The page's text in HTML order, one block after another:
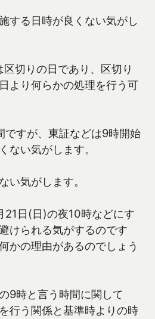
する日時が良くない気がし
区切りの日であり、区切り
より何らかの処理を行う可
ですが、東証などは9時開始
ない気がします。
い気がします。
21日(日)の夜10時などにす
けられる気がするのです
かの理由があるのでしょう
9時と言う時間に関して
行う関係と基準時よりの時